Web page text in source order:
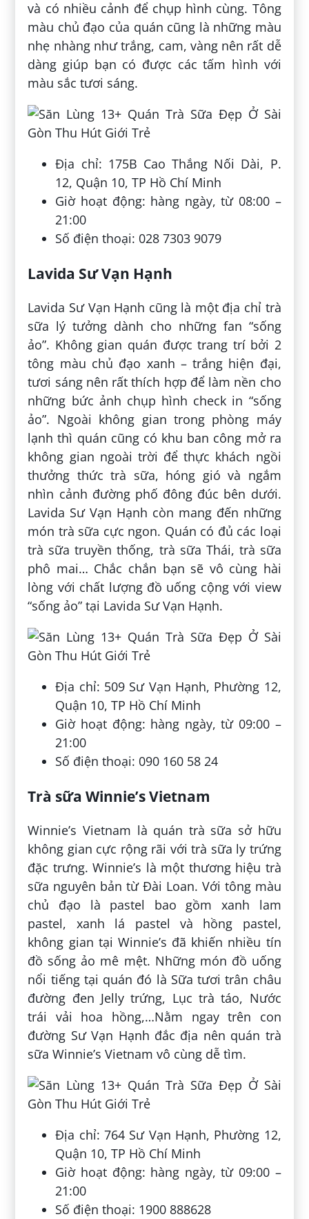
và có nhiều cảnh để chụp hình cùng. Tông
màu chủ đạo của quán cũng là những màu
nhẹ nhàng như trắng, cam, vàng nên rất dễ
dàng giúp bạn có được các tấm hình với
màu sắc tươi sáng.
Địa chỉ: 175B Cao Thắng Nối Dài, P.
12, Quận 10, TP Hồ Chí Minh
Giờ hoạt động: hàng ngày, từ 08:00 –
21:00
Số điện thoại: 028 7303 9079
Lavida Sư Vạn Hạnh
Lavida Sư Vạn Hạnh cũng là một địa chỉ trà
sữa lý tưởng dành cho những fan “sống
ảo”. Không gian quán được trang trí bởi 2
tông màu chủ đạo xanh – trắng hiện đại,
tươi sáng nên rất thích hợp để làm nền cho
những bức ảnh chụp hình check in “sống
ảo”. Ngoài không gian trong phòng máy
lạnh thì quán cũng có khu ban công mở ra
không gian ngoài trời để thực khách ngồi
thưởng thức trà sữa, hóng gió và ngắm
nhìn cảnh đường phố đông đúc bên dưới.
Lavida Sư Vạn Hạnh còn mang đến những
món trà sữa cực ngon. Quán có đủ các loại
trà sữa truyền thống, trà sữa Thái, trà sữa
phô mai… Chắc chắn bạn sẽ vô cùng hài
lòng với chất lượng đồ uống cộng với view
“sống ảo” tại Lavida Sư Vạn Hạnh.
Địa chỉ: 509 Sư Vạn Hạnh, Phường 12,
Quận 10, TP Hồ Chí Minh
Giờ hoạt động: hàng ngày, từ 09:00 –
21:00
Số điện thoại: 090 160 58 24
Trà sữa Winnie’s Vietnam
Winnie’s Vietnam là quán trà sữa sở hữu
không gian cực rộng rãi với trà sữa ly trứng
đặc trưng. Winnie’s là một thương hiệu trà
sữa nguyên bản từ Đài Loan. Với tông màu
chủ đạo là pastel bao gồm xanh lam
pastel, xanh lá pastel và hồng pastel,
không gian tại Winnie’s đã khiến nhiều tín
đồ sống ảo mê mệt. Những món đồ uống
nổi tiếng tại quán đó là Sữa tươi trân châu
đường đen Jelly trứng, Lục trà táo, Nước
trái vải hoa hồng,…Nằm ngay trên con
đường Sư Vạn Hạnh đắc địa nên quán trà
sữa Winnie’s Vietnam vô cùng dễ tìm.
Địa chỉ: 764 Sư Vạn Hạnh, Phường 12,
Quận 10, TP Hồ Chí Minh
Giờ hoạt động: hàng ngày, từ 09:00 –
21:00
Số điện thoại: 1900 888628